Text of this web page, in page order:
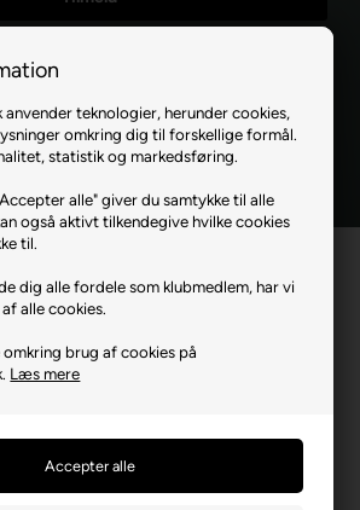
teknologier, herunder cookies,
omkring dig til forskellige formål.
statistik og markedsføring.
alle" giver du samtykke til alle
også aktivt tilkendegive hvilke cookies
til.
dig alle fordele som klubmedlem, har vi
alle cookies.
brug af cookies på
Læs mere
at modtage nyhedsbreve og skræddersyet
Dartshop via e-mail. Jeg kan til enhver tid
Læs mere i vores samtykkeerklæring for